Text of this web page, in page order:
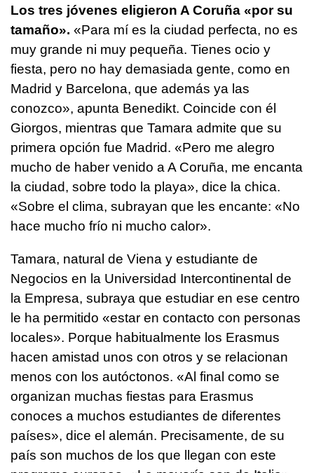
Los tres jóvenes eligieron A Coruña «por su
tamaño». «Para mí es la ciudad perfecta, no es
muy grande ni muy pequeña. Tienes ocio y
fiesta, pero no hay demasiada gente, como en
Madrid y Barcelona, que además ya las
conozco», apunta Benedikt. Coincide con él
Giorgos, mientras que Tamara admite que su
primera opción fue Madrid. «Pero me alegro
mucho de haber venido a A Coruña, me encanta
la ciudad, sobre todo la playa», dice la chica.
«Sobre el clima, subrayan que les encante: «No
hace mucho frío ni mucho calor».
Tamara, natural de Viena y estudiante de
Negocios en la Universidad Intercontinental de
la Empresa, subraya que estudiar en ese centro
le ha permitido «estar en contacto con personas
locales». Porque habitualmente los Erasmus
hacen amistad unos con otros y se relacionan
menos con los autóctonos. «Al final como se
organizan muchas fiestas para Erasmus
conoces a muchos estudiantes de diferentes
países», dice el alemán. Precisamente, de su
país son muchos de los que llegan con este